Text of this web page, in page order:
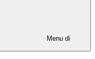
Menu di